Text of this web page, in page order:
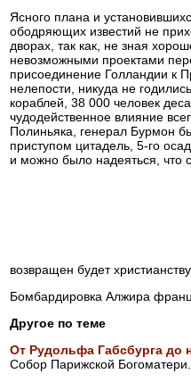
Ясного плана и
ободряющих известий не
дворах, так как, не зная
невозможными проектами
присоединение Голландии к
нелепости, никуда не
кораблей, 38 000 человек
чудодейственное влияние
Полиньяка, генерал Бурмон
приступом цитадель, 5-го
и можно было надеяться, что
возвращен будет
Бомбардировка Алжира
Другое по теме
От Рудольфа Габсбурга до
Собор Парижской Богоматери.